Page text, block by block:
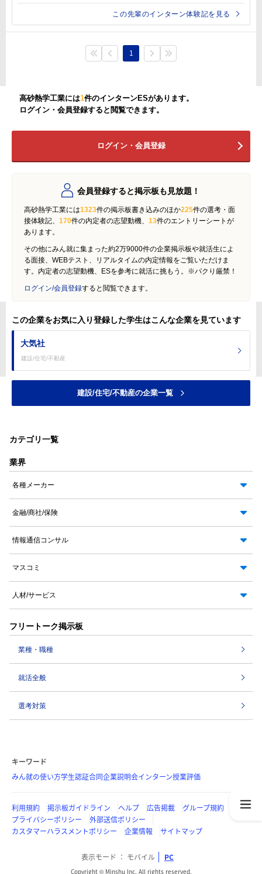
この先輩のインターン体験記を見る
1
高砂熱学工業には1件のインターンESがあります。
ログイン・会員登録すると閲覧できます。
ログイン・会員登録
会員登録すると掲示板も見放題！
高砂熱学工業には1323件の掲示板書き込みのほか225件の選考・面
接体験記、 170件の内定者の志望動機、 13件のエントリーシートが
あります。
その他にみん就に集まった約2万9000件の企業掲示板や就活生によ
る面接、WEBテスト、リアルタイムの内定情報をご覧いただけま
す。内定者の志望動機、ESを参考に就活に挑もう。※パクり厳禁！
ログイン/会員登録すると閲覧できます。
この企業をお気に入り登録した学生はこんな企業を見ています
大気社
建設/住宅/不動産
建設/住宅/不動産の企業一覧
カテゴリ一覧
業界
各種メーカー
金融/商社/保険
情報通信コンサル
マスコミ
人材/サービス
フリートーク掲示板
業種・職種
就活全般
選考対策
キーワード
みん就の使い方学生認証合同企業説明会インターン授業評価
利用規約 掲示板ガイドライン ヘルプ 広告掲載
グループ規約
プライバシーポリシー
外部送信ポリシー
カスタマーハラスメントポリシー
企業情報 サイトマップ
表示モード モバイル PC
Copyright © Minshu Inc. All rights reserved.